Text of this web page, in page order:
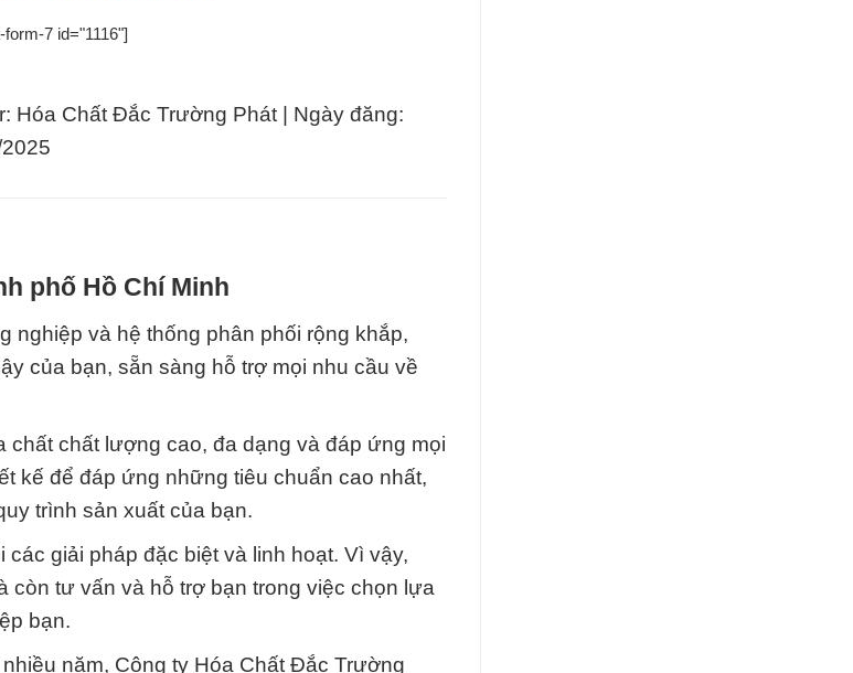
form-7 id="1116"]
Hóa Chất Đắc Trường Phát | Ngày đăng:
phố Hồ Chí Minh
nghiệp và hệ thống phân phối rộng khắp,
của bạn, sẵn sàng hỗ trợ mọi nhu cầu về
chất chất lượng cao, đa dạng và đáp ứng mọi
kế để đáp ứng những tiêu chuẩn cao nhất,
trình sản xuất của bạn.
giải pháp đặc biệt và linh hoạt. Vì vậy,
còn tư vấn và hỗ trợ bạn trong việc chọn lựa
bạn.
năm, Công ty Hóa Chất Đắc Trường